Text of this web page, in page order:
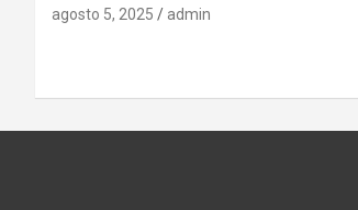
agosto 5, 2025 admin